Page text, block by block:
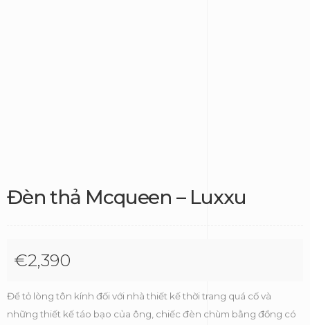
Đèn thả Mcqueen – Luxxu
€2,390
Để tỏ lòng tôn kính đối với nhà thiết kế thời trang quá cố và
những thiết kế táo bạo của ông, chiếc đèn chùm bằng đồng có